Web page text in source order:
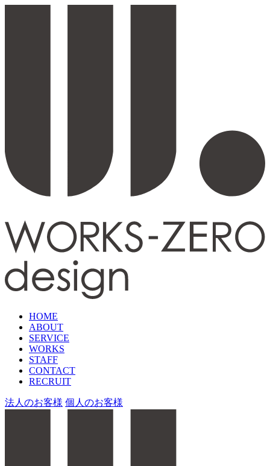
HOME
ABOUT
SERVICE
WORKS
STAFF
CONTACT
RECRUIT
法人のお客様 個人のお客様